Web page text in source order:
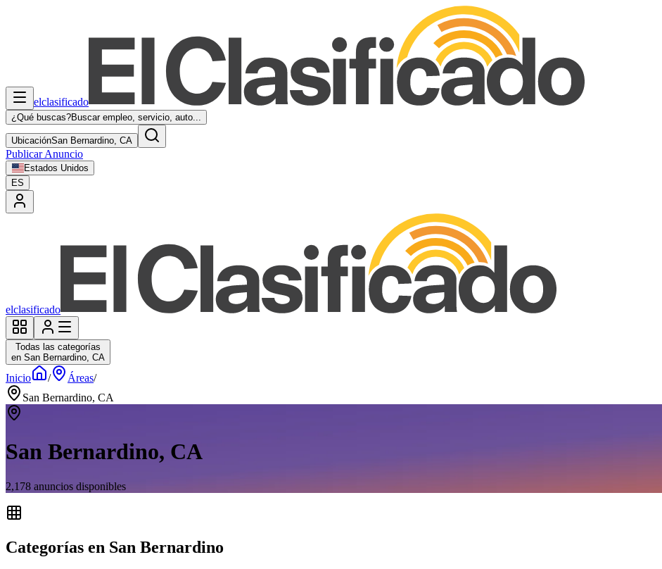
elclasificado
¿Qué buscas?Buscar empleo, servicio, auto...
UbicaciónSan Bernardino, CA
Publicar Anuncio
Estados Unidos
ES
elclasificado
Todas las categorías
en San Bernardino, CA
Inicio / Áreas/
San Bernardino, CA
San Bernardino, CA
2,178 anuncios disponibles
Categorías en San Bernardino